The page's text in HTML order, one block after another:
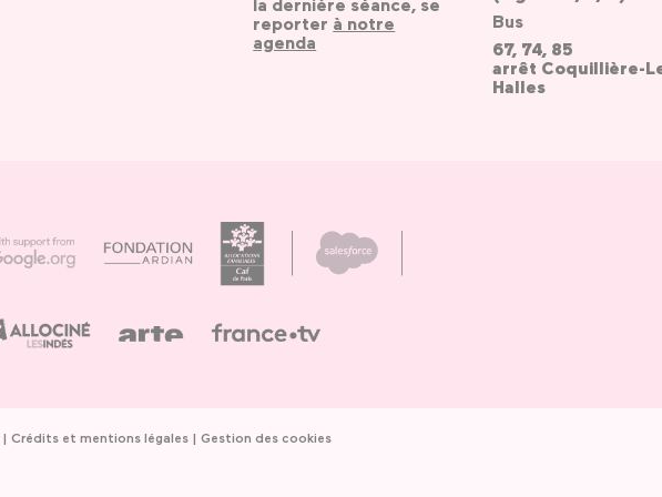
la dernière séance, se
reporter à notre
agenda
Bus
67, 74, 85
arrêt Coquillière-
Halles
Crédits et mentions légales Gestion des cookies